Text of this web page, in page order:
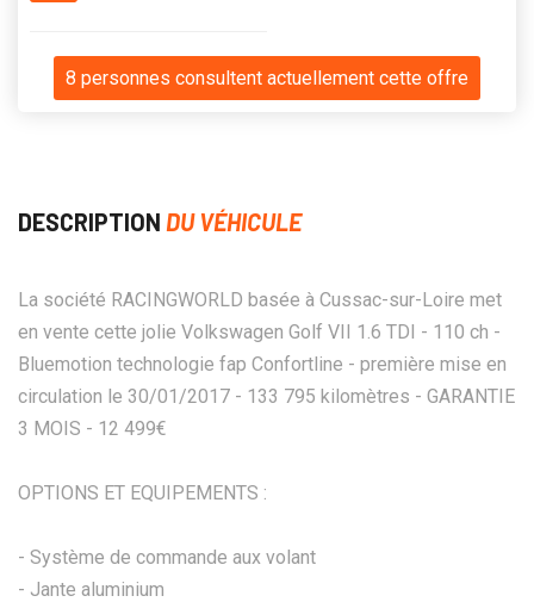
8 personnes consultent actuellement cette offre
DESCRIPTION DU VÉHICULE
La société RACINGWORLD basée à Cussac-sur-Loire met
en vente cette jolie Volkswagen Golf VII 1.6 TDI - 110 ch -
Bluemotion technologie fap Confortline - première mise en
circulation le 30/01/2017 - 133 795 kilomètres - GARANTIE
3 MOIS - 12 499€
OPTIONS ET EQUIPEMENTS :
- Système de commande aux volant
- Jante aluminium